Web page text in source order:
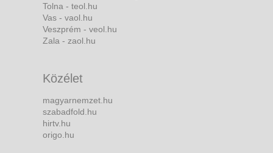
Tolna - teol.hu
Vas - vaol.hu
Veszprém - veol.hu
Zala - zaol.hu
Közélet
magyarnemzet.hu
szabadfold.hu
hirtv.hu
origo.hu